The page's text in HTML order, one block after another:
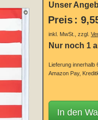
Unser
Preis :
inkl. MwSt., zzgl.
Nur noch 1
Lieferung innerhalb
Amazon Pay,
In den